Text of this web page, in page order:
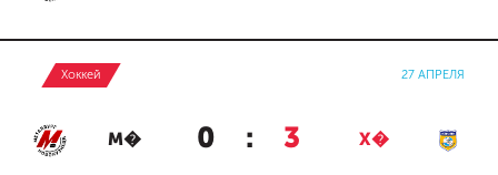
Хоккей 27 АПРЕЛЯ
М� 0 : 3 Х�